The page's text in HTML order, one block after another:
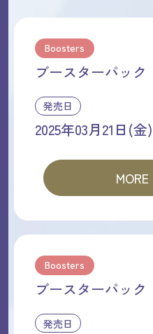
Boosters
ブースターパック
発売日
2025年03月21日(金)
MORE
Boosters
ブースターパッ
発売日